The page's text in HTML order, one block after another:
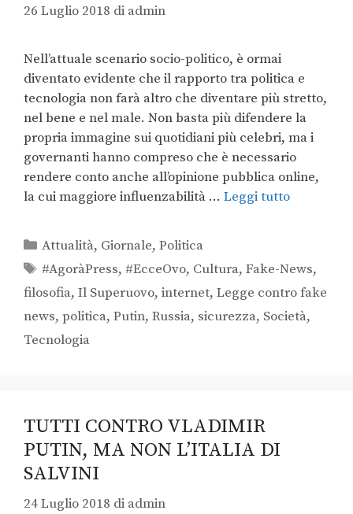
26 Luglio 2018 di admin
Nell’attuale scenario socio-politico, è ormai
diventato evidente che il rapporto tra politica e
tecnologia non farà altro che diventare più stretto,
nel bene e nel male. Non basta più difendere la
propria immagine sui quotidiani più celebri, ma i
governanti hanno compreso che è necessario
rendere conto anche all’opinione pubblica online,
la cui maggiore influenzabilità … Leggi tutto
Attualità, Giornale,Politica
#AgoràPress, #EcceOvo, Cultura,Fake-News,
filosofia, Il Superuovo, internet, Legge contro fake
news, politica, Putin, Russia, sicurezza, Società,
Tecnologia
TUTTI CONTRO VLADIMIR
PUTIN, MA NON L’ITALIA DI
SALVINI
24 Luglio 2018 di admin